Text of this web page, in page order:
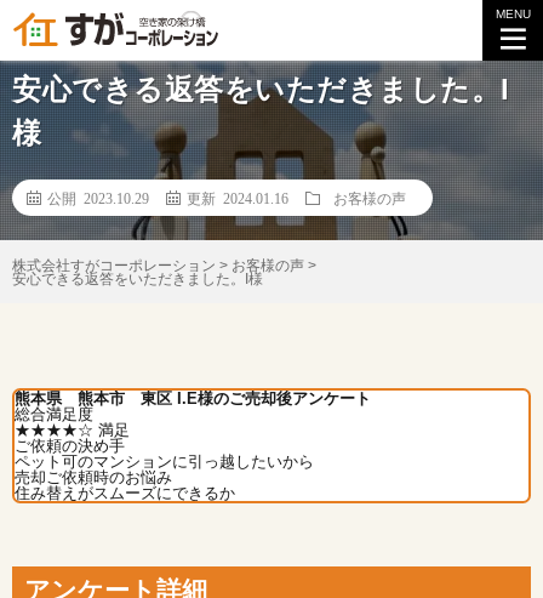
MENU
【お客様の声】
安心できる返答をいただきました。I
様
公開 2023.10.29 更新 2024.01.16 お客様の声
株式会社すがコーポレーション > お客様の声 >
安心できる返答をいただきました。I様
熊本県 熊本市 東区 I.E様のご売却後アンケート
総合満足度
★★★★☆ 満足
ご依頼の決め手
ペット可のマンションに引っ越したいから
売却ご依頼時のお悩み
住み替えがスムーズにできるか
アンケート詳細